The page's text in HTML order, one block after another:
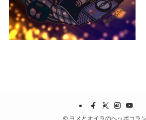
©ヨメとオイラのヘッポコラ